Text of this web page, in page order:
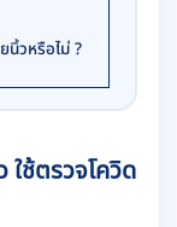
นิ้วหรือไม่ ?
ใช้ตรวจโควิด